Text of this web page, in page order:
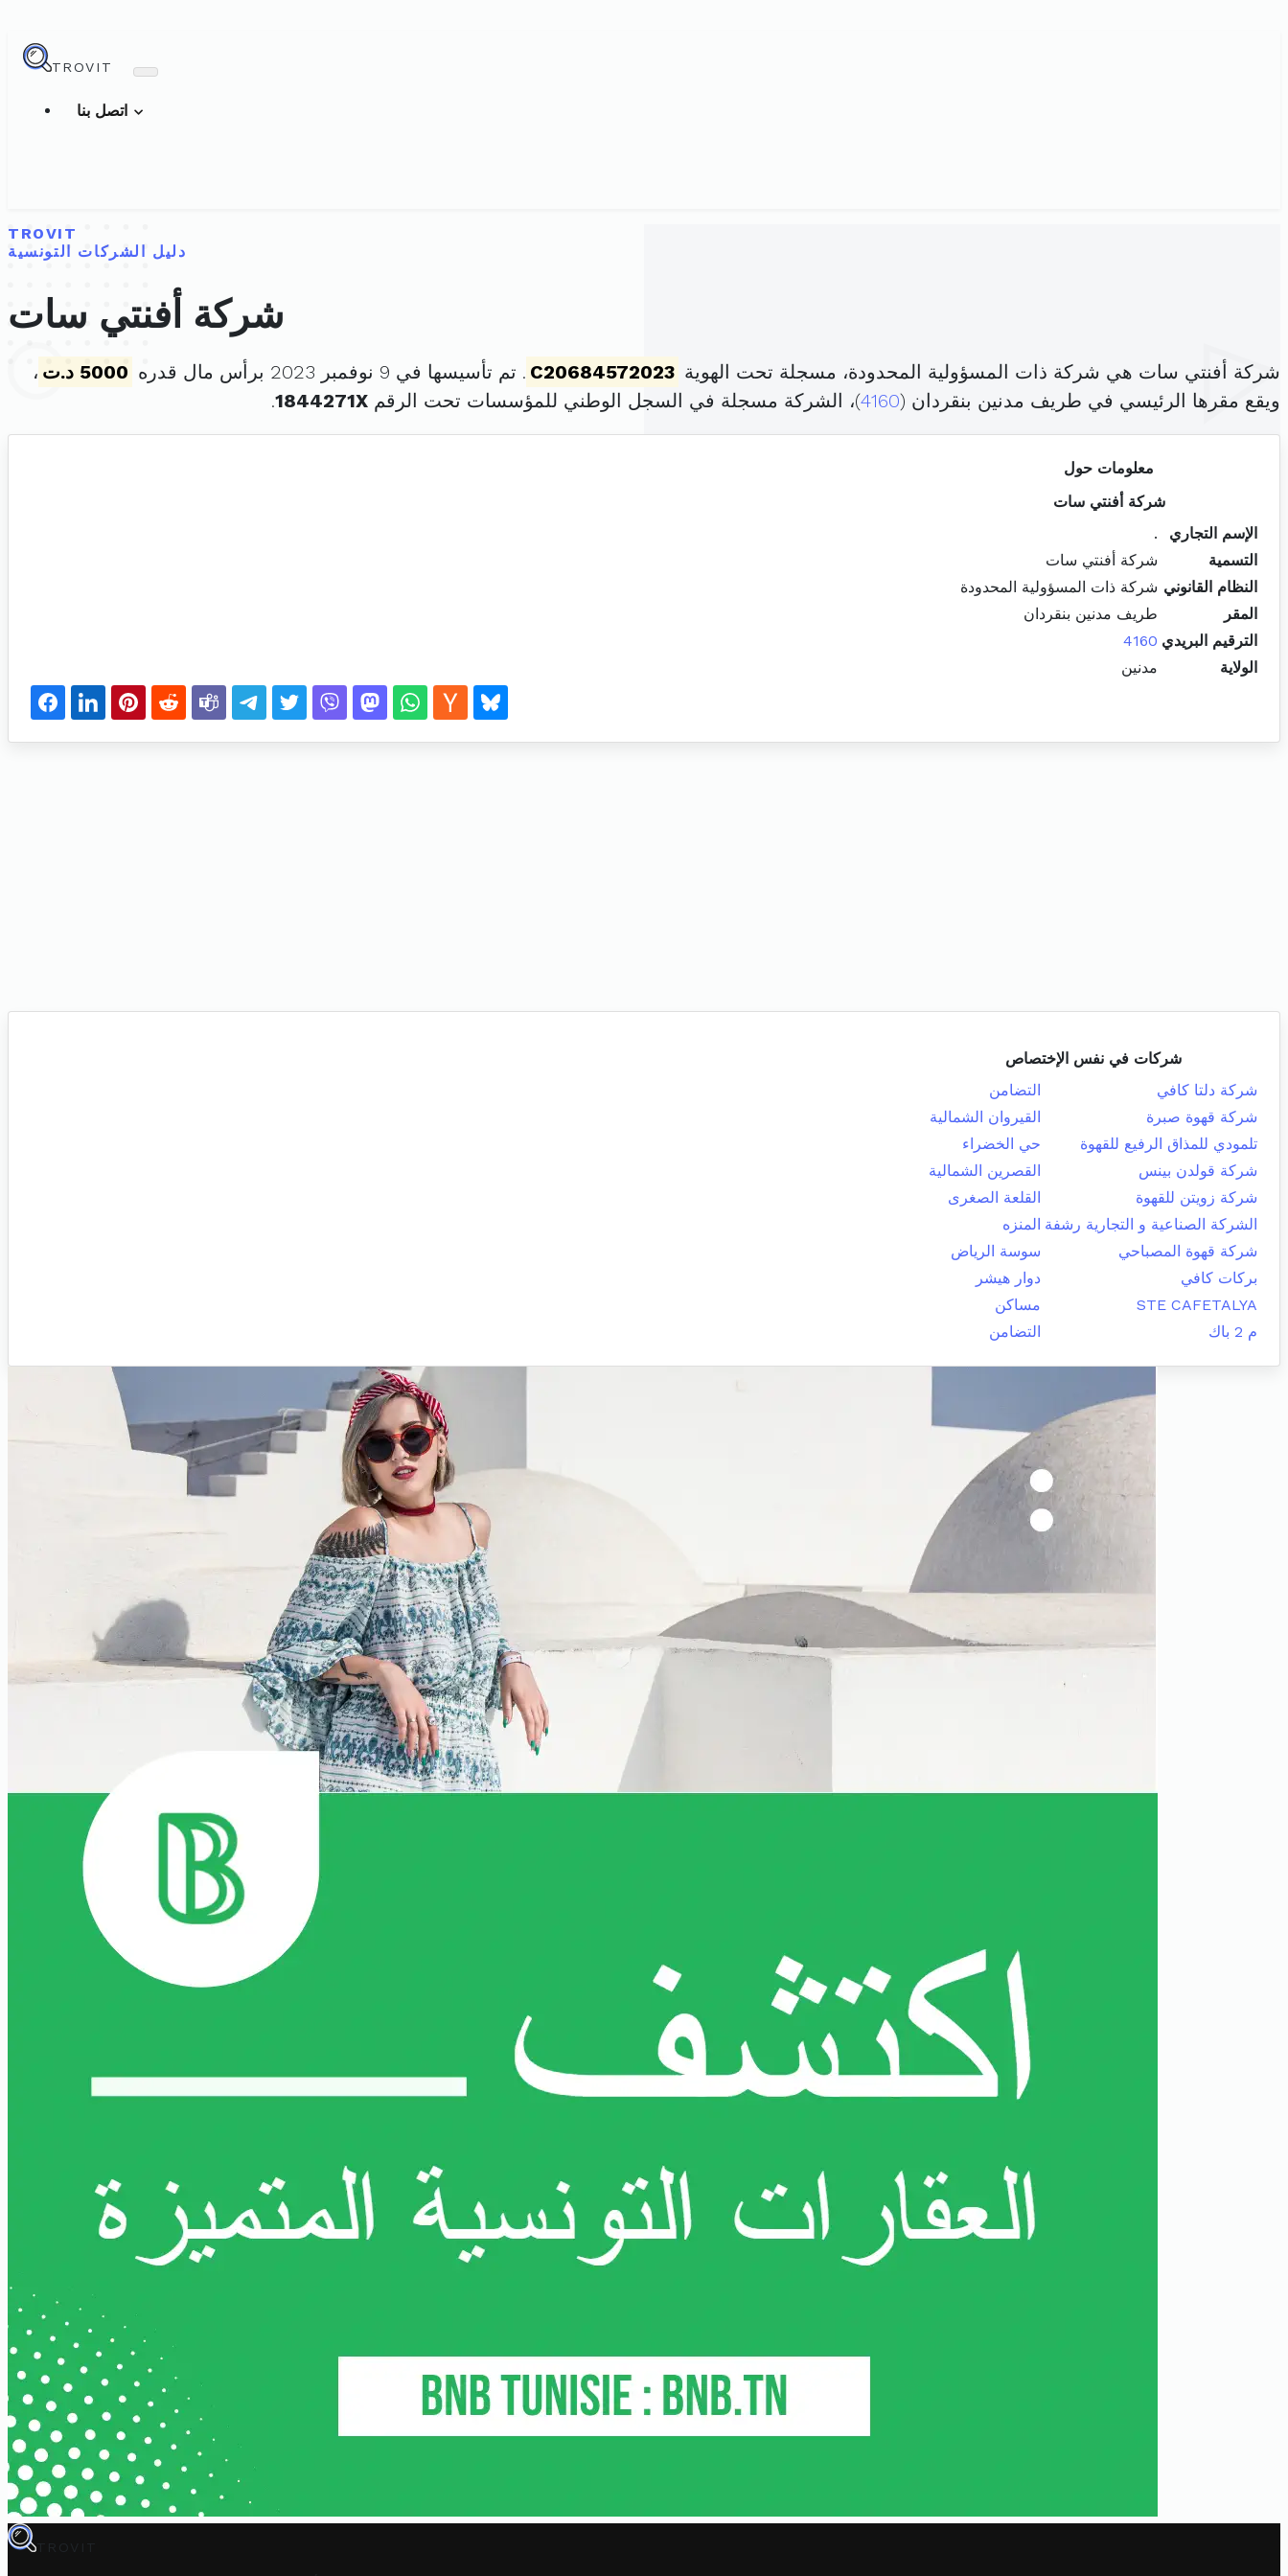
TROVIT
TROVIT
دليل الشركات التونسية
شركة أفنتي سات
شركة أفنتي سات هي شركة ذات المسؤولية المحدودة، مسجلة تحت الهوية C20684572023 . تم تأسيسها في 9 نوفمبر 2023 برأس مال قدره 5000 د.ت
،
ويقع مقرها الرئيسي في طريف مدنين بنقردان (4160)، الشركة مسجلة في السجل الوطني للمؤسسات تحت الرقم 1844271X
.
معلومات حول
شركة أفنتي سات
الإسم التجاري
.
التسمية
شركة أفنتي سات
النظام القانوني شركة ذات المسؤولية المحدودة
المقر
طريف مدنين بنقردان
الترقيم البريدي 4160
الولاية
مدنين
شركات في نفس الإختصاص
شركة دلتا كافي
التضامن
شركة قهوة صبرة
القيروان الشمالية
تلمودي للمذاق الرفيع للقهوة
حي الخضراء
شركة قولدن بينس
القصرين الشمالية
شركة زويتن للقهوة
القلعة الصغرى
الشركة الصناعية و التجارية رشفة المنزه
شركة قهوة المصباحي
سوسة الرياض
بركات كافي
دوار هيشر
STE CAFETALYA
مساكن
م 2 باك
التضامن
TROVIT